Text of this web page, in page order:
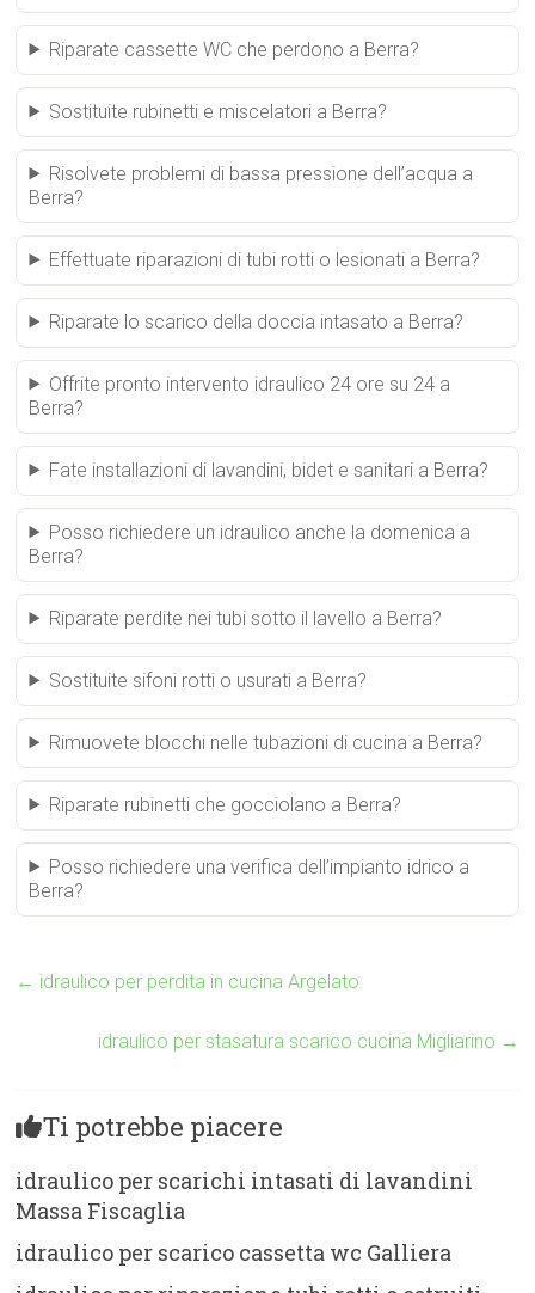
Riparate cassette WC che perdono a Berra?
Sostituite rubinetti e miscelatori a Berra?
Risolvete problemi di bassa pressione dell’acqua a
Berra?
Effettuate riparazioni di tubi rotti o lesionati a Berra?
Riparate lo scarico della doccia intasato a Berra?
Offrite pronto intervento idraulico 24 ore su 24 a
Berra?
Fate installazioni di lavandini, bidet e sanitari a Berra?
Posso richiedere un idraulico anche la domenica a
Berra?
Riparate perdite nei tubi sotto il lavello a Berra?
Sostituite sifoni rotti o usurati a Berra?
Rimuovete blocchi nelle tubazioni di cucina a Berra?
Riparate rubinetti che gocciolano a Berra?
Posso richiedere una verifica dell’impianto idrico a
Berra?
← idraulico per perdita in cucina Argelato
idraulico per stasatura scarico cucina Migliarino →
Ti potrebbe piacere
idraulico per scarichi intasati di lavandini
Massa Fiscaglia
idraulico per scarico cassetta wc Galliera